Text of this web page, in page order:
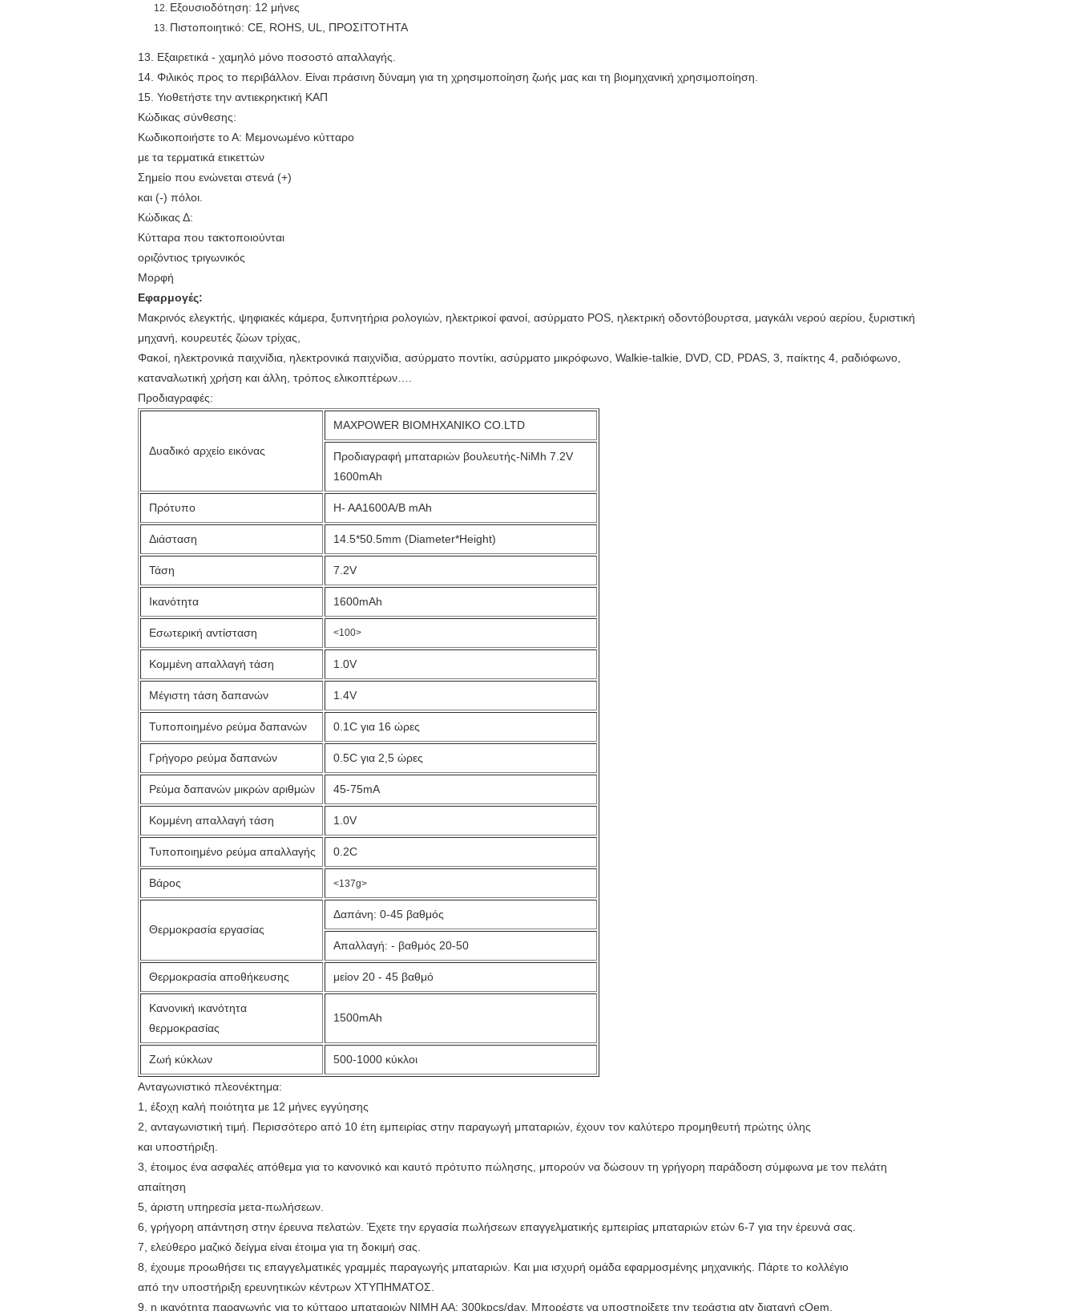
Εξουσιοδότηση: 12 μήνες
Πιστοποιητικό: CE, ROHS, UL, ΠΡΟΣΙΤΌΤΗΤΑ
13. Εξαιρετικά - χαμηλό μόνο ποσοστό απαλλαγής.
14. Φιλικός προς το περιβάλλον. Είναι πράσινη δύναμη για τη χρησιμοποίηση ζωής μας και τη βιομηχανική χρησιμοποίηση.
15. Υιοθετήστε την αντιεκρηκτική ΚΑΠ
Κώδικας σύνθεσης:
Κωδικοποιήστε το Α: Μεμονωμένο κύτταρο
με τα τερματικά ετικεττών
Σημείο που ενώνεται στενά (+)
και (-) πόλοι.
Κώδικας Δ:
Κύτταρα που τακτοποιούνται
οριζόντιος τριγωνικός
Μορφή
Εφαρμογές:
Μακρινός ελεγκτής, ψηφιακές κάμερα, ξυπνητήρια ρολογιών, ηλεκτρικοί φανοί, ασύρματο POS, ηλεκτρική οδοντόβουρτσα, μαγκάλι νερού αερίου, ξυριστική
μηχανή, κουρευτές ζώων τρίχας,
Φακοί, ηλεκτρονικά παιχνίδια, ηλεκτρονικά παιχνίδια, ασύρματο ποντίκι, ασύρματο μικρόφωνο, Walkie-talkie, DVD, CD, PDAS, 3, παίκτης 4, ραδιόφωνο,
καταναλωτική χρήση και άλλη, τρόπος ελικοπτέρων….
Προδιαγραφές:
Δυαδικό αρχείο εικόνας
MAXPOWER ΒΙΟΜΗΧΑΝΙΚΟ CO.LTD
Προδιαγραφή μπαταριών βουλευτής-NiMh 7.2V
1600mAh
Πρότυπο H- AA1600A/B mAh
Διάσταση 14.5*50.5mm (Diameter*Height)
Τάση 7.2V
Ικανότητα 1600mAh
Εσωτερική αντίσταση <100>
Κομμένη απαλλαγή τάση 1.0V
Μέγιστη τάση δαπανών 1.4V
Τυποποιημένο ρεύμα δαπανών 0.1C για 16 ώρες
Γρήγορο ρεύμα δαπανών 0.5C για 2,5 ώρες
Ρεύμα δαπανών μικρών αριθμών 45-75mA
Κομμένη απαλλαγή τάση 1.0V
Τυποποιημένο ρεύμα απαλλαγής 0.2C
Βάρος <137g>
Θερμοκρασία εργασίας
Δαπάνη: 0-45 βαθμός
Απαλλαγή: - βαθμός 20-50
Θερμοκρασία αποθήκευσης μείον 20 - 45 βαθμό
Κανονική ικανότητα
θερμοκρασίας
1500mAh
Ζωή κύκλων 500-1000 κύκλοι
Ανταγωνιστικό πλεονέκτημα:
1, έξοχη καλή ποιότητα με 12 μήνες εγγύησης
2, ανταγωνιστική τιμή. Περισσότερο από 10 έτη εμπειρίας στην παραγωγή μπαταριών, έχουν τον καλύτερο προμηθευτή πρώτης ύλης
και υποστήριξη.
3, έτοιμος ένα ασφαλές απόθεμα για το κανονικό και καυτό πρότυπο πώλησης, μπορούν να δώσουν τη γρήγορη παράδοση σύμφωνα με τον πελάτη
απαίτηση
5, άριστη υπηρεσία μετα-πωλήσεων.
6, γρήγορη απάντηση στην έρευνα πελατών. Έχετε την εργασία πωλήσεων επαγγελματικής εμπειρίας μπαταριών ετών 6-7 για την έρευνά σας.
7, ελεύθερο μαζικό δείγμα είναι έτοιμα για τη δοκιμή σας.
8, έχουμε προωθήσει τις επαγγελματικές γραμμές παραγωγής μπαταριών. Και μια ισχυρή ομάδα εφαρμοσμένης μηχανικής. Πάρτε το κολλέγιο
από την υποστήριξη ερευνητικών κέντρων ΧΤΥΠΗΜΑΤΟΣ.
9, η ικανότητα παραγωγής για το κύτταρο μπαταριών NIMH AA: 300kpcs/day. Μπορέστε να υποστηρίξετε την τεράστια qty διαταγή cOem.